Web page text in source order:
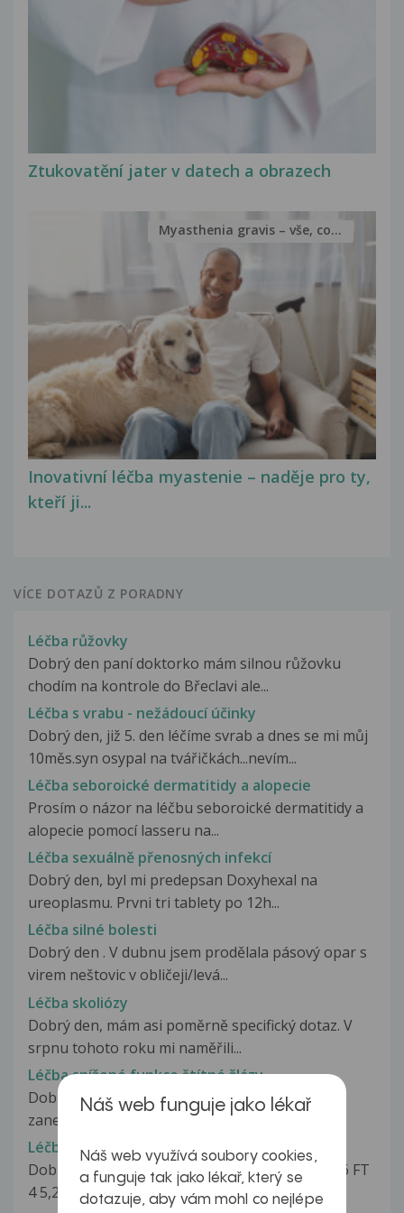
Ztukovatění jater v datech a obrazech
Inovativní léčba myastenie – naděje pro ty,
kteří ji...
Myasthenia gravis – vše, co...
VÍCE DOTAZŮ Z PORADNY
Léčba růžovky
Dobrý den paní doktorko mám silnou růžovku
chodím na kontrole do Břeclavi ale...
Léčba s vrabu - nežádoucí účinky
Dobrý den, již 5. den léčíme svrab a dnes se mi můj
10měs.syn osypal na tvářičkách...nevím...
Léčba seboroické dermatitidy a alopecie
Prosím o názor na léčbu seboroické dermatitidy a
alopecie pomocí lasseru na...
Léčba sexuálně přenosných infekcí
Dobrý den, byl mi predepsan Doxyhexal na
ureoplasmu. Prvni tri tablety po 12h...
Léčba silné bolesti
Dobrý den . V dubnu jsem prodělala pásový opar s
virem neštovic v obličeji/levá...
Léčba skoliózy
Dobrý den, mám asi poměrně specifický dotaz. V
srpnu tohoto roku mi naměřili...
Léčba snížené funkce štítné žlázy
Dobry den, chtela bych se zeptat, byl mi zjisten
zanet stitne zlazy a hypofunkce....
Léčba snížené funkce štítné žlázy
Dobrý den, V lednu z rozboru krve TSH 123,216 FT
4 5,2 ATPO 433,97 ATG...
Náš web funguje jako lékař
Náš web využívá soubory cookies,
a funguje tak jako lékař, který se
dotazuje, aby vám mohl co nejlépe